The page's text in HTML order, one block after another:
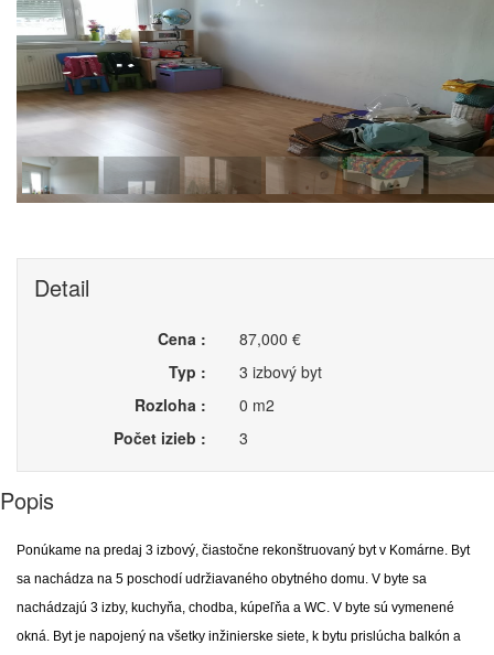
Detail
Cena :
87,000 €
Typ :
3 izbový byt
Rozloha :
0 m2
Počet izieb :
3
Popis
Ponúkame na predaj 3 izbový, čiastočne rekonštruovaný byt v Komárne. Byt
sa nachádza na 5 poschodí udržiavaného obytného domu. V byte sa
nachádzajú 3 izby, kuchyňa, chodba, kúpeľňa a WC. V byte sú vymenené
okná. Byt je napojený na všetky inžinierske siete, k bytu prislúcha balkón a